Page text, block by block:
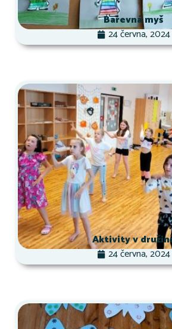
Barevná myš
24 června, 2024
Aktivity v
24 června, 2024